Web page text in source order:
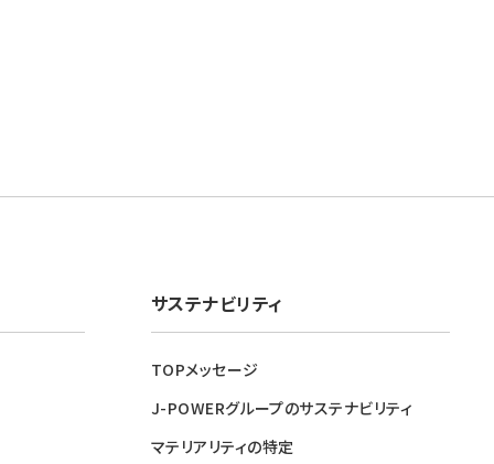
サステナビリティ
TOPメッセージ
J-POWERグループのサステナビリティ
マテリアリティの特定